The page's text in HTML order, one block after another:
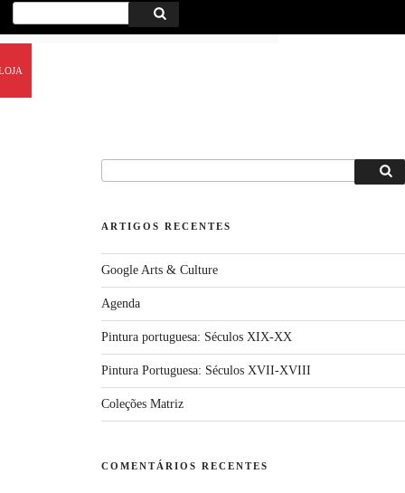
Procurar
ARTIGOS RECENTES
Google Arts & Culture
Agenda
Pintura portuguesa: Séculos XIX-XX
Pintura Portuguesa: Séculos XVII-XVIII
Coleções Matriz
COMENTÁRIOS RECENTES